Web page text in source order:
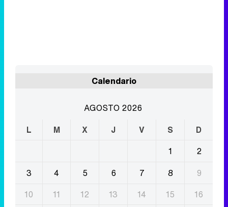
Calendario
AGOSTO 2026
L
M X J V S
D
1
2
3
4 5 6 7 8
9
10
11 12 13 14 15
16